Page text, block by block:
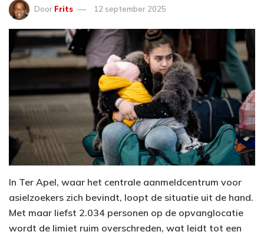
Door Frits 12 september 2025
In Ter Apel, waar het centrale aanmeldcentrum voor
asielzoekers zich bevindt, loopt de situatie uit de hand.
Met maar liefst 2.034 personen op de opvanglocatie
wordt de limiet ruim overschreden, wat leidt tot een